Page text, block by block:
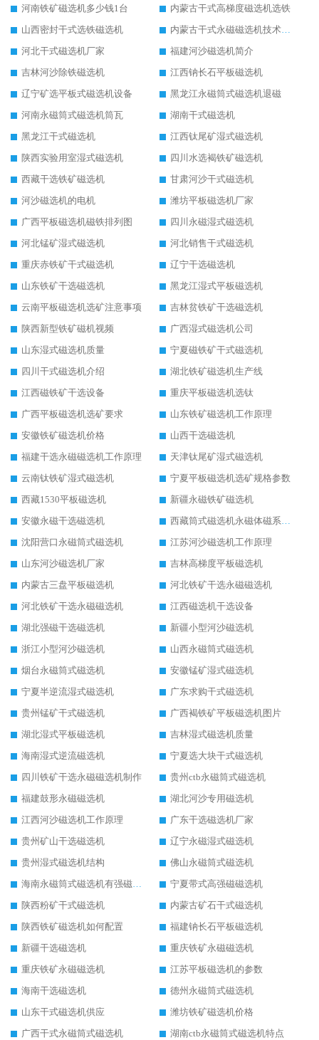
河南铁矿磁选机多少钱1台
内蒙古干式高梯度磁选机选铁
山西密封干式选铁磁选机
内蒙古干式永磁磁选机技术要求
河北干式磁选机厂家
福建河沙磁选机简介
吉林河沙除铁磁选机
江西钠长石平板磁选机
辽宁矿选平板式磁选机设备
黑龙江永磁筒式磁选机退磁
河南永磁筒式磁选机筒瓦
湖南干式磁选机
黑龙江干式磁选机
江西钛尾矿湿式磁选机
陕西实验用室湿式磁选机
四川水选褐铁矿磁选机
西藏干选铁矿磁选机
甘肃河沙干式磁选机
河沙磁选机的电机
潍坊平板磁选机厂家
广西平板磁选机磁铁排列图
四川永磁湿式磁选机
河北锰矿湿式磁选机
河北销售干式磁选机
重庆赤铁矿干式磁选机
辽宁干选磁选机
山东铁矿干选磁选机
黑龙江湿式平板磁选机
云南平板磁选机选矿注意事项
吉林贫铁矿干选磁选机
陕西新型铁矿磁机视频
广西湿式磁选机公司
山东湿式磁选机质量
宁夏磁铁矿干式磁选机
四川干式磁选机介绍
湖北铁矿磁选机生产线
江西磁铁矿干选设备
重庆平板磁选机选钛
广西平板磁选机选矿要求
山东铁矿磁选机工作原理
安徽铁矿磁选机价格
山西干选磁选机
福建干选永磁磁选机工作原理
天津钛尾矿湿式磁选机
云南钛铁矿湿式磁选机
宁夏平板磁选机选矿规格参数
西藏1530平板磁选机
新疆永磁铁矿磁选机
安徽永磁干选磁选机
西藏筒式磁选机永磁体磁系设计
沈阳营口永磁筒式磁选机
江苏河沙磁选机工作原理
山东河沙磁选机厂家
吉林高梯度平板磁选机
内蒙古三盘平板磁选机
河北铁矿干选永磁磁选机
河北铁矿干选永磁磁选机
江西磁选机干选设备
湖北强磁干选磁选机
新疆小型河沙磁选机
浙江小型河沙磁选机
山西永磁筒式磁选机
烟台永磁筒式磁选机
安徽锰矿湿式磁选机
宁夏半逆流湿式磁选机
广东求购干式磁选机
贵州锰矿干式磁选机
广西褐铁矿平板磁选机图片
湖北湿式平板磁选机
吉林湿式磁选机质量
海南湿式逆流磁选机
宁夏选大块干式磁选机
四川铁矿干选永磁磁选机制作
贵州ctb永磁筒式磁选机
福建鼓形永磁磁选机
湖北河沙专用磁选机
江西河沙磁选机工作原理
广东干选磁选机厂家
贵州矿山干选磁选机
辽宁永磁湿式磁选机
贵州湿式磁选机结构
佛山永磁筒式磁选机
海南永磁筒式磁选机有强磁的吗
宁夏带式高强磁磁选机
陕西粉矿干式磁选机
内蒙古矿石干式磁选机
陕西铁矿磁选机如何配置
福建钠长石平板磁选机
新疆干选磁选机
重庆铁矿永磁磁选机
重庆铁矿永磁磁选机
江苏平板磁选机的参数
海南干选磁选机
德州永磁筒式磁选机
山东干式磁选机供应
潍坊铁矿磁选机价格
广西干式永磁筒式磁选机
湖南ctb永磁筒式磁选机特点